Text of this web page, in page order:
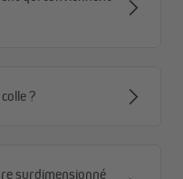
?
surdimensionné